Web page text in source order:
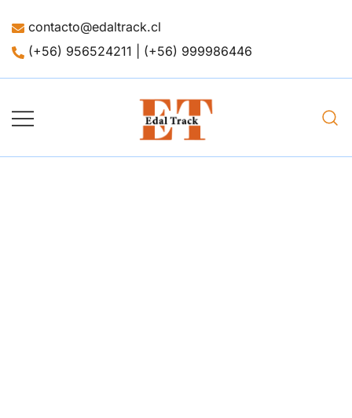
contacto@edaltrack.cl
(+56) 956524211 | (+56) 999986446
Edaltrack
Merchandising